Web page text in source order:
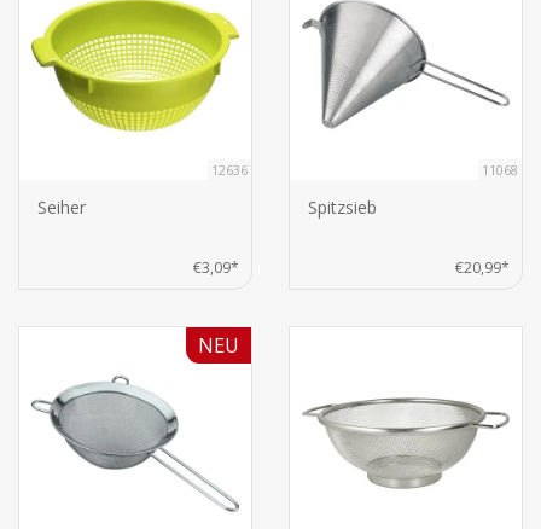
12636
Seiher
€3,09*
11068
Spitzsieb
€20,99*
NEU